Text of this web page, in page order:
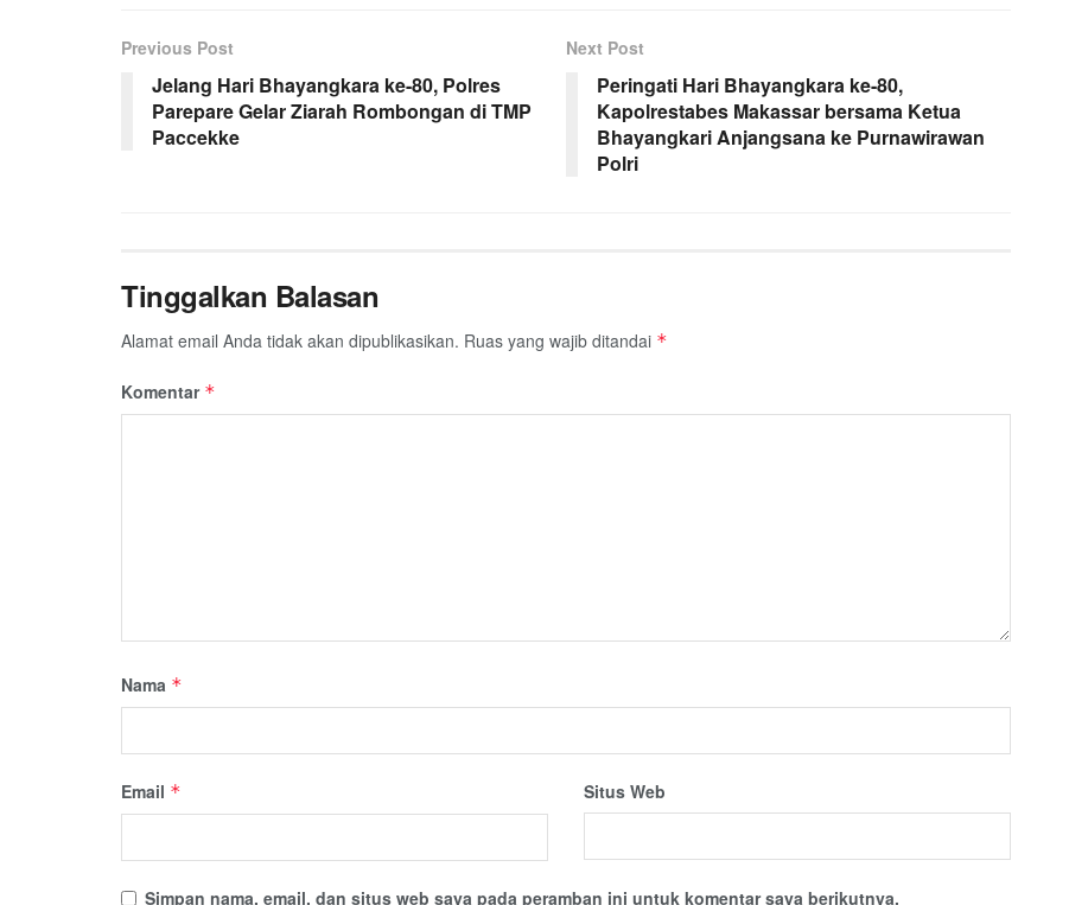
Previous Post
Jelang Hari Bhayangkara ke-80, Polres
Parepare Gelar Ziarah Rombongan di TMP
Paccekke
Next Post
Peringati Hari Bhayangkara ke-80,
Kapolrestabes Makassar bersama Ketua
Bhayangkari Anjangsana ke Purnawirawan
Polri
Tinggalkan Balasan
Alamat email Anda tidak akan dipublikasikan. Ruas yang wajib ditandai *
Komentar *
Nama *
Email * Situs Web
Simpan nama, email, dan situs web saya pada peramban ini untuk komentar saya berikutnya.